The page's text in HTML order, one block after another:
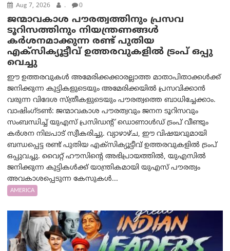
Aug 7, 2026 . 0
ജന്മാവകാശ പൗരത്വത്തിനും പ്രസവ
ടൂറിസത്തിനും നിയന്ത്രണങ്ങൾ
കർശനമാക്കുന്ന രണ്ട് പുതിയ
എക്സിക്യൂട്ടീവ് ഉത്തരവുകളിൽ ട്രംപ് ഒപ്പു
വെച്ചു
ഈ ഉത്തരവുകൾ അമേരിക്കക്കാരല്ലാത്ത മാതാപിതാക്കൾക്ക്
ജനിക്കുന്ന കുട്ടികളുടെയും അമേരിക്കയിൽ പ്രസവിക്കാൻ
വരുന്ന വിദേശ സ്ത്രീകളുടെയും പൗരത്വത്തെ ബാധിച്ചേക്കാം.
വാഷിംഗ്ടണ്‍: ജന്മാവകാശ പൗരത്വവും ജനന ടൂറിസവും
സംബന്ധിച്ച് യുഎസ് പ്രസിഡന്റ് ഡൊണാൾഡ് ട്രംപ് വീണ്ടും
കർശന നിലപാട് സ്വീകരിച്ചു. വ്യാഴാഴ്ച, ഈ വിഷയവുമായി
ബന്ധപ്പെട്ട രണ്ട് പുതിയ എക്സിക്യൂട്ടീവ് ഉത്തരവുകളിൽ ട്രംപ്
ഒപ്പുവച്ചു. വൈറ്റ് ഹൗസിന്റെ അഭിപ്രായത്തിൽ, യുഎസിൽ
ജനിക്കുന്ന കുട്ടികൾക്ക് യാന്ത്രികമായി യുഎസ് പൗരത്വം
അവകാശപ്പെടുന്ന കേസുകൾ...
AMERICA